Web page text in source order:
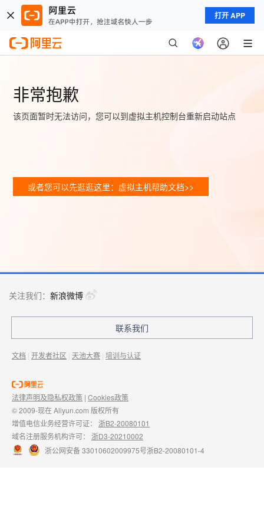
打开 APP
非常抱歉
该页面暂时无法访问，您可以到虚拟主机控制台重新启动站点
或者您可以先逛逛这里：虚拟主机帮助文档>>